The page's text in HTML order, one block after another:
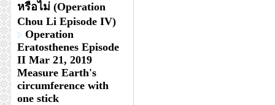
หรือไม่ (Operation
Chou Li Episode IV)
Operation
Eratosthenes Episode
II Mar 21, 2019
Measure Earth's
circumference with
one stick